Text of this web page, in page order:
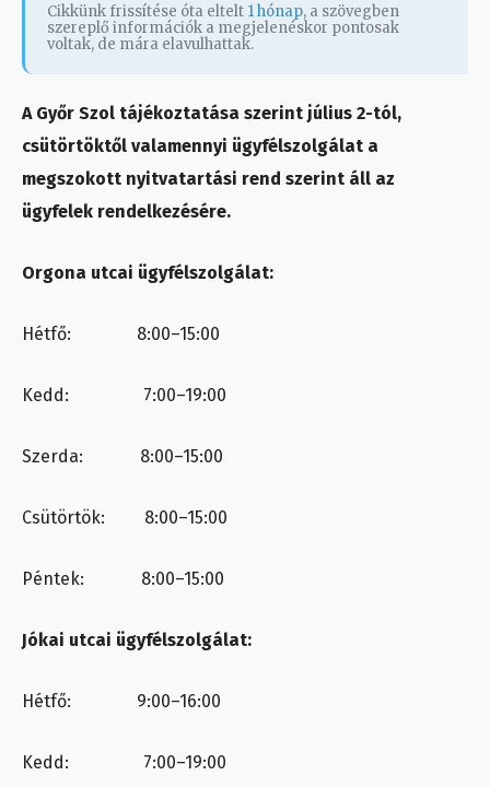
Cikkünk frissítése óta eltelt 1 hónap, a szövegben
szereplő információk a megjelenéskor pontosak
voltak, de mára elavulhattak.
A Győr Szol tájékoztatása szerint július 2-tól,
csütörtöktől valamennyi ügyfélszolgálat a
megszokott nyitvatartási rend szerint áll az
ügyfelek rendelkezésére.
Orgona utcai ügyfélszolgálat:
Hétfő: 8:00–15:00
Kedd: 7:00–19:00
Szerda: 8:00–15:00
Csütörtök: 8:00–15:00
Péntek: 8:00–15:00
Jókai utcai ügyfélszolgálat:
Hétfő: 9:00–16:00
Kedd: 7:00–19:00